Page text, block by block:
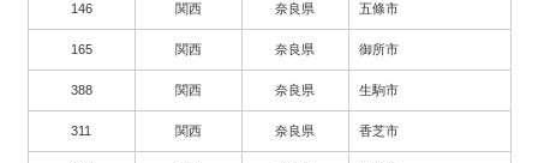
146 関西 奈良県 五條市
165 関西 奈良県 御所市
388 関西 奈良県 生駒市
311 関西 奈良県 香芝市